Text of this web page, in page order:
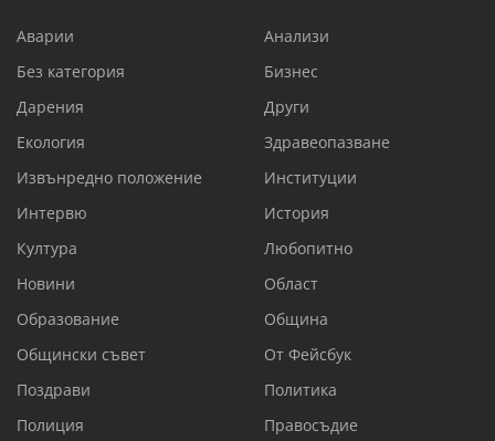
Аварии
Анализи
Без категория
Бизнес
Дарения
Други
Екология
Здравеопазване
Извънредно положение
Институции
Интервю
История
Култура
Любопитно
Новини
Област
Образование
Община
Общински съвет
От Фейсбук
Поздрави
Политика
Полиция
Правосъдие